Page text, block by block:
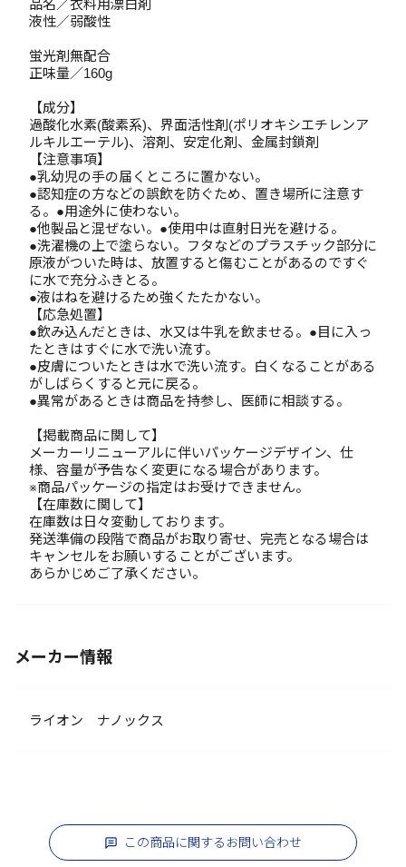
品名／衣料用漂白剤
液性／弱酸性
蛍光剤無配合
正味量／160g
【成分】
過酸化水素(酸素系)、界面活性剤(ポリオキシエチレンア
ルキルエーテル)、溶剤、安定化剤、金属封鎖剤
【注意事項】
●乳幼児の手の届くところに置かない。
●認知症の方などの誤飲を防ぐため、置き場所に注意す
る。●用途外に使わない。
●他製品と混ぜない。●使用中は直射日光を避ける。
●洗濯機の上で塗らない。フタなどのプラスチック部分に
原液がついた時は、放置すると傷むことがあるのですぐ
に水で充分ふきとる。
●液はねを避けるため強くたたかない。
【応急処置】
●飲み込んだときは、水又は牛乳を飲ませる。●目に入っ
たときはすぐに水で洗い流す。
●皮膚についたときは水で洗い流す。白くなることがある
がしばらくすると元に戻る。
●異常があるときは商品を持参し、医師に相談する。
【掲載商品に関して】
メーカーリニューアルに伴いパッケージデザイン、仕
様、容量が予告なく変更になる場合があります。
※商品パッケージの指定はお受けできません。
【在庫数に関して】
在庫数は日々変動しております。
発送準備の段階で商品がお取り寄せ、完売となる場合は
キャンセルをお願いすることがございます。
あらかじめご了承ください。
メーカー情報
ライオン ナノックス
この商品に関するお問い合わせ